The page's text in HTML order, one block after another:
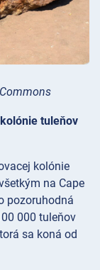
tuleňov
kolónie
na Cape
pozoruhodná
000 tuleňov
sa koná od